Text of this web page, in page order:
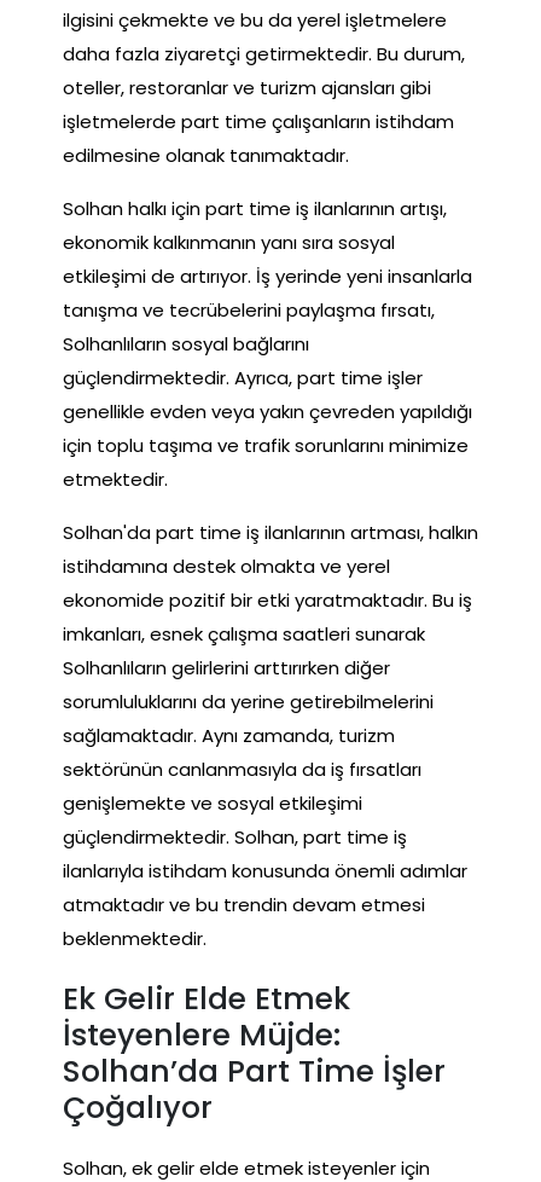
ilgisini çekmekte ve bu da yerel işletmelere
daha fazla ziyaretçi getirmektedir. Bu durum,
oteller, restoranlar ve turizm ajansları gibi
işletmelerde part time çalışanların istihdam
edilmesine olanak tanımaktadır.
Solhan halkı için part time iş ilanlarının artışı,
ekonomik kalkınmanın yanı sıra sosyal
etkileşimi de artırıyor. İş yerinde yeni insanlarla
tanışma ve tecrübelerini paylaşma fırsatı,
Solhanlıların sosyal bağlarını
güçlendirmektedir. Ayrıca, part time işler
genellikle evden veya yakın çevreden yapıldığı
için toplu taşıma ve trafik sorunlarını minimize
etmektedir.
Solhan'da part time iş ilanlarının artması, halkın
istihdamına destek olmakta ve yerel
ekonomide pozitif bir etki yaratmaktadır. Bu iş
imkanları, esnek çalışma saatleri sunarak
Solhanlıların gelirlerini arttırırken diğer
sorumluluklarını da yerine getirebilmelerini
sağlamaktadır. Aynı zamanda, turizm
sektörünün canlanmasıyla da iş fırsatları
genişlemekte ve sosyal etkileşimi
güçlendirmektedir. Solhan, part time iş
ilanlarıyla istihdam konusunda önemli adımlar
atmaktadır ve bu trendin devam etmesi
beklenmektedir.
Ek Gelir Elde Etmek
İsteyenlere Müjde:
Solhan’da Part Time İşler
Çoğalıyor
Solhan, ek gelir elde etmek isteyenler için